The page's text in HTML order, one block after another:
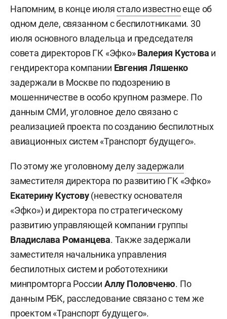
Напомним, в конце июлястало известноеще об
одном деле, связанном с беспилотниками. 30
июля основного владельца и председателя
совета директоров ГК «Эфко»Валерия Кустова и
гендиректора компании Евгения Ляшенко
задержали в Москве по подозрению в
мошенничестве в особо крупном размере. По
данным СМИ, уголовное дело связано с
реализацией проекта по созданию беспилотных
авиационных систем «Транспорт будущего».
По этому же уголовному делузадержали
заместителя директора по развитию ГК «Эфко»
Екатерину Кустову(невестку основателя
«Эфко») и директора по стратегическому
развитию управляющей компании группы
Владислава Романцева. Также задержали
заместителя начальника управления
беспилотных систем и робототехники
минпромторга РоссииАллу Половченю. По
данным РБК, расследование связано с тем же
проектом «Транспорт будущего».